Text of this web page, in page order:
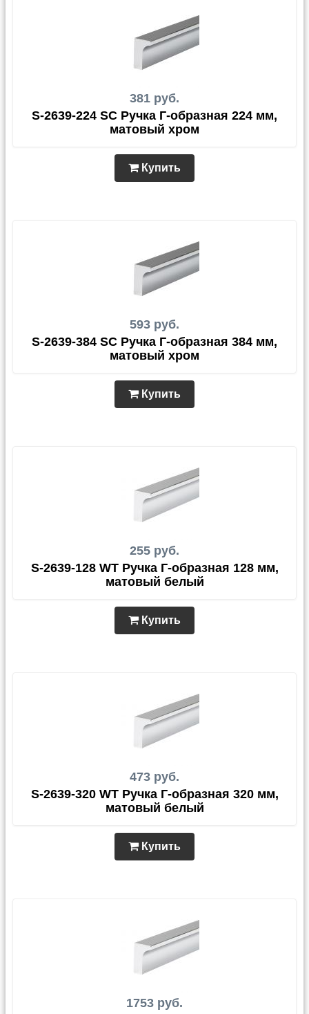
381 руб.
S-2639-224 SC Ручка Г-образная 224 мм,
матовый хром
Купить
593 руб.
S-2639-384 SC Ручка Г-образная 384 мм,
матовый хром
Купить
255 руб.
S-2639-128 WT Ручка Г-образная 128 мм,
матовый белый
Купить
473 руб.
S-2639-320 WT Ручка Г-образная 320 мм,
матовый белый
Купить
1753 руб.